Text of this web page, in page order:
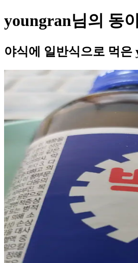
youngran님의 동
야식에 일반식으로 먹은